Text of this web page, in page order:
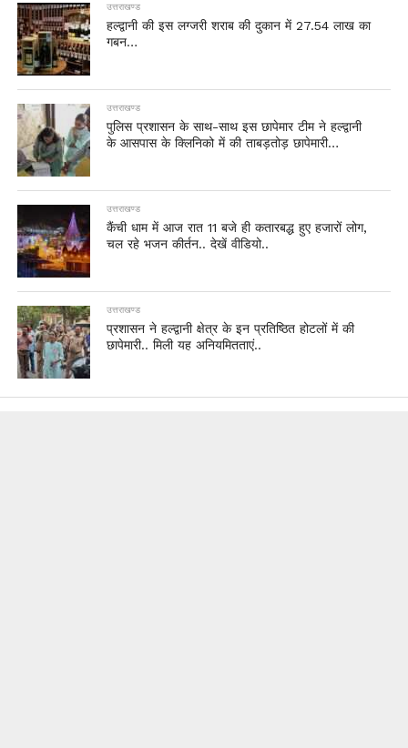
उत्तराखण्ड
हल्द्वानी की इस लग्जरी शराब की दुकान में 27.54 लाख का
गबन…
उत्तराखण्ड
पुलिस प्रशासन के साथ-साथ इस छापेमार टीम ने हल्द्वानी
के आसपास के क्लिनिको में की ताबड़तोड़ छापेमारी…
उत्तराखण्ड
कैंची धाम में आज रात 11 बजे ही कतारबद्ध हुए हजारों लोग,
चल रहे भजन कीर्तन.. देखें वीडियो..
उत्तराखण्ड
प्रशासन ने हल्द्वानी क्षेत्र के इन प्रतिष्ठित होटलों में की
छापेमारी.. मिली यह अनियमितताएं..